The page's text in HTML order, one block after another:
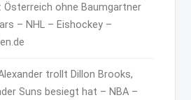
Österreich ohne Baumgartner
– NHL – Eishockey –
trollt Dillon Brooks,
Suns besiegt hat – NBA –